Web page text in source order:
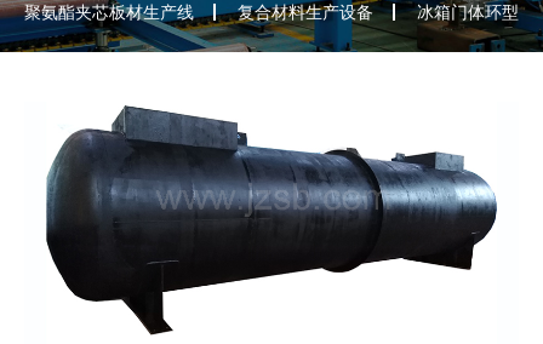
服务支持
聚氨酯夹芯板材生产线 复合材料生产设备 冰箱门体环型生